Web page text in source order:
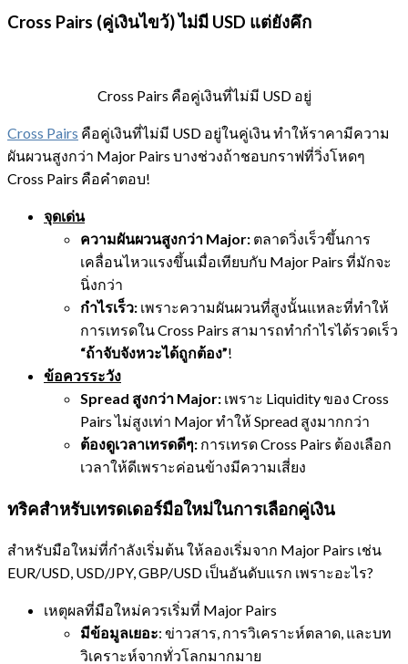
Cross Pairs (คู่เงินไขว้) ไม่มี USD แต่ยังคึก
Cross Pairs คือคู่เงินที่ไม่มี USD อยู่
Cross Pairs คือคู่เงินที่ไม่มี USD อยู่ในคู่เงิน ทำให้ราคามีความ
ผันผวนสูงกว่า Major Pairs บางช่วงถ้าชอบกราฟที่วิ่งโหดๆ
Cross Pairs คือคำตอบ!
จุดเด่น
ความผันผวนสูงกว่า Major: ตลาดวิ่งเร็วขึ้นการ
เคลื่อนไหวแรงขึ้นเมื่อเทียบกับ Major Pairs ที่มักจะ
นิ่งกว่า
กำไรเร็ว: เพราะความผันผวนที่สูงนั้นแหละที่ทำให้
การเทรดใน Cross Pairs สามารถทำกำไรได้รวดเร็ว
“ถ้าจับจังหวะได้ถูกต้อง”!
ข้อควรระวัง
Spread สูงกว่า Major: เพราะ Liquidity ของ Cross
Pairs ไม่สูงเท่า Major ทำให้ Spread สูงมากกว่า
ต้องดูเวลาเทรดดีๆ: การเทรด Cross Pairs ต้องเลือก
เวลาให้ดีเพราะค่อนข้างมีความเสี่ยง
ทริคสำหรับเทรดเดอร์มือใหม่ในการเลือกคู่เงิน
สำหรับมือใหม่ที่กำลังเริ่มต้น ให้ลองเริ่มจาก Major Pairs เช่น
EUR/USD, USD/JPY, GBP/USD เป็นอันดับแรก เพราะอะไร?
เหตุผลที่มือใหม่ควรเริ่มที่ Major Pairs
มีข้อมูลเยอะ: ข่าวสาร, การวิเคราะห์ตลาด, และบท
วิเคราะห์จากทั่วโลกมากมาย